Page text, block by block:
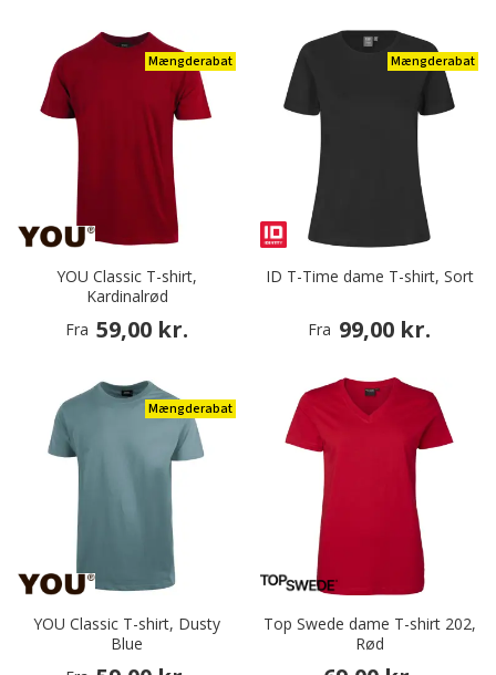
Mængderabat
YOU Classic T-shirt,
Kardinalrød
Fra 59,00 kr.
Mængderabat
ID T-Time dame T-shirt, Sort
Fra 99,00 kr.
Mængderabat
YOU Classic T-shirt, Dusty
Blue
Top Swede dame T-shirt 202,
Rød